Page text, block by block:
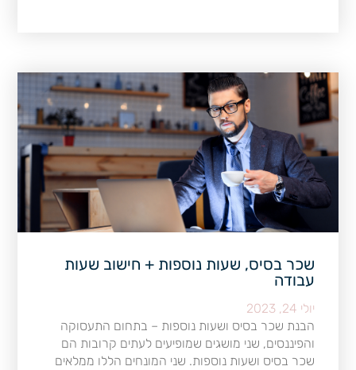
שכר בסיס, שעות נוספות + חישוב שעות
עבודה
יולי 24, 2023
הבנת שכר בסיס ושעות נוספות – בתחום התעסוקה
והפיננסים, שני מושגים שמופיעים לעתים קרובות הם
שכר בסיס ושעות נוספות. שני המונחים הללו ממלאים